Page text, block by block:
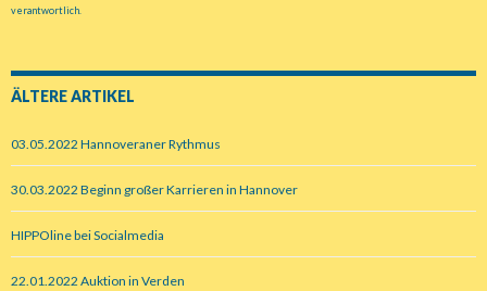
verantwortlich.
ÄLTERE ARTIKEL
03.05.2022 Hannoveraner Rythmus
30.03.2022 Beginn großer Karrieren in Hannover
HIPPOline bei Socialmedia
22.01.2022 Auktion in Verden